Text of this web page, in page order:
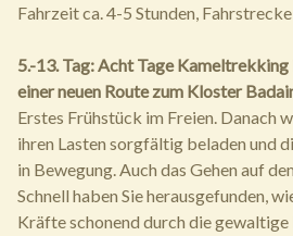
Fahrzeit ca. 4-5 Stunden,
5.-13. Tag: Acht Tage
einer neuen Route zum Kloster
Erstes Frühstück im Freien. Danach
ihren Lasten sorgfältig beladen und
in Bewegung. Auch das Gehen auf
Schnell haben Sie herausgefunden,
Kräfte schonend durch die